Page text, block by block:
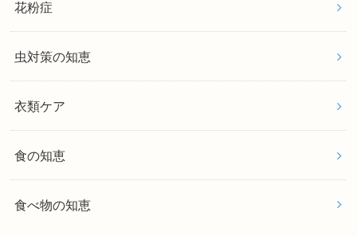
花粉症
虫対策の知恵
衣類ケア
食の知恵
食べ物の知恵